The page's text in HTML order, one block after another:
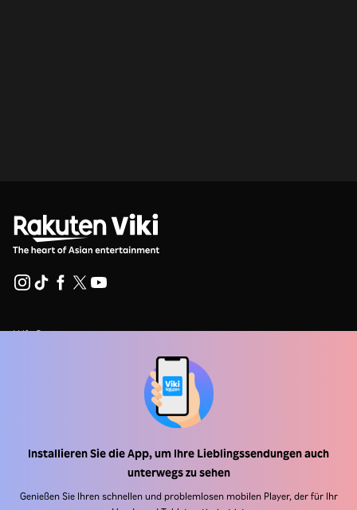
Installieren Sie die App, um Ihre Lieblingssendungen auch
unterwegs zu sehen
Genießen Sie Ihren schnellen und problemlosen mobilen Player, der für Ihr
Hilfe Center
Pressezentrum
Nutzungsbedingungen